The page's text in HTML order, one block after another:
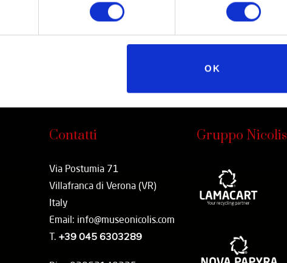
OK
Contatti
Via Postumia 71
Villafranca di Verona (VR)
Italy
Email: info@museonicolis.com
T. +39 045 6303289
Gruppo Nicolis